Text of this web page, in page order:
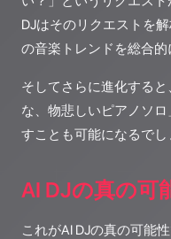
DJはそのリクエストを
の音楽トレンドを総合的
そしてさらに進化する
な、物悲しいピアノソ
すことも可能になるでし
AI DJの真の可
これがAI DJの真の可能